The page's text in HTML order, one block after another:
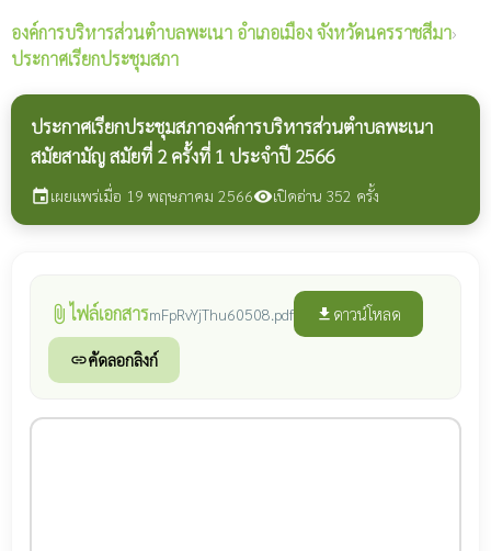
องค์การบริหารส่วนตำบลพะเนา อำเภอเมือง จังหวัดนครราชสีมา›
ประกาศเรียกประชุมสภา
ประกาศเรียกประชุมสภาองค์การบริหารส่วนตำบลพะเนา
สมัยสามัญ สมัยที่ 2 ครั้งที่ 1 ประจำปี 2566
eventเผยแพร่เมื่อ 19 พฤษภาคม 2566visibilityเปิดอ่าน 352 ครั้ง
attach_file ไฟล์เอกสารmFpRvYjThu60508.pdf file_download ดาวน์โหลด
linkคัดลอกลิงก์